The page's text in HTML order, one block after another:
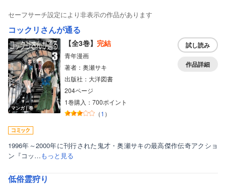
セーフサーチ設定により非表示の作品があります
コックリさんが通る
マンガ｜巻
【全3巻】 完結
青年漫画
著者：奥瀬サキ
出版社：大洋図書
204ページ
1巻購入：700ポイント
（1 ）
試し読み
作品詳細
1996年～2000年に刊行された鬼才・奥瀬サキの最高傑作伝奇アクショ
ン『コッ…もっと見る
低俗霊狩り